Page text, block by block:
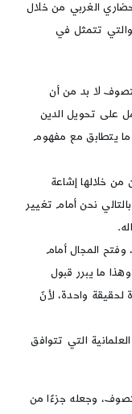
الغربي من خلال
والتي تتمثل في
لا بد من أن
على تحويل الدين
ما يتطابق مع مفهوم
خلالها إشاعة
نحن أمام تغيير
المجال أمام
ما يبرر قبول
لحقيقة واحدة، لأنّ
التي تتوافق
وجعله جزءًا من